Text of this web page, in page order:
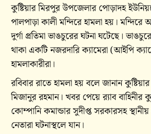
কুষ্টিয়ার মিরপুর উপজেলার পোড়াদহ
পালপাড়া কালী মন্দিরে হামলা হয়।
দুর্গা প্রতিমা ভাঙচুরের ঘটনা ঘটেছে।
থাকা একটি নজরদারি ক্যামেরা (আইপি
হামলাকারীরা।
রবিবার রাতে হামলা হয় বলে জানান
মিজানুর রহমান। খবর পেয়ে র‌্যাব বাহিনীর
কোম্পানি কমান্ডার সুদীপ্ত সরকারসহ
নেতারা ঘটনাস্থলে যান।